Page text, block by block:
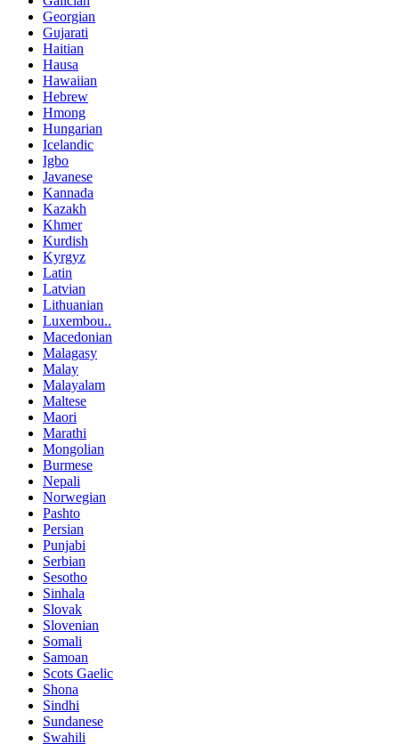
Georgian
Gujarati
Haitian
Hausa
Hawaiian
Hebrew
Hmong
Hungarian
Icelandic
Igbo
Javanese
Kannada
Kazakh
Khmer
Kurdish
Kyrgyz
Latin
Latvian
Lithuanian
Luxembou..
Macedonian
Malagasy
Malay
Malayalam
Maltese
Maori
Marathi
Mongolian
Burmese
Nepali
Norwegian
Pashto
Persian
Punjabi
Serbian
Sesotho
Sinhala
Slovak
Slovenian
Somali
Samoan
Scots Gaelic
Shona
Sindhi
Sundanese
Swahili